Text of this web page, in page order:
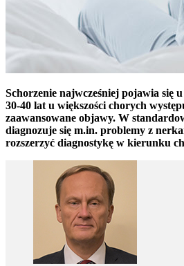
Schorzenie najwcześniej pojawia się
30-40 lat u większości chorych
zaawansowane objawy. W
diagnozuje się m.in. problemy z
rozszerzyć diagnostykę w kierunku